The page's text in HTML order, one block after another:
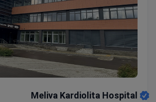
Meliva Kardiolita Hospital